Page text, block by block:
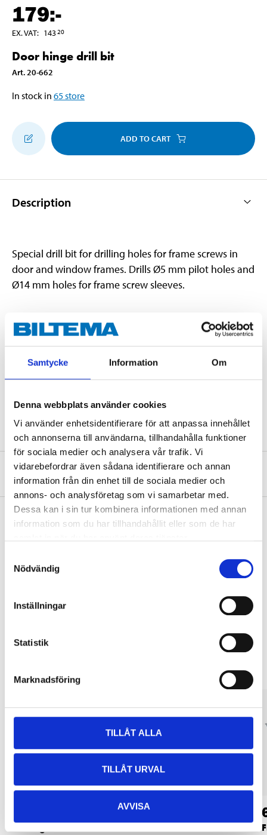
Samtycke Information Om
Denna webbplats använder cookies
Vi använder enhetsidentifierare för att anpassa innehållet
och annonserna till användarna, tillhandahålla funktioner
för sociala medier och analysera vår trafik. Vi
vidarebefordrar även sådana identifierare och annan
information från din enhet till de sociala medier och
annons- och analysföretag som vi samarbetar med.
Dessa kan i sin tur kombinera informationen med annan
information som du har tillhandahållit eller som de har
Nödvändig
Inställningar
Statistik
Marknadsföring
TILLÅT ALLA
TILLÅT URVAL
AVVISA
179:-
EX. VAT: 14320
Door hinge drill bit
Art. 20-662
In stock in 65store
ADD TO CART
Description
Special drill bit for drilling holes for frame screws in
door and window frames. Drills Ø5 mm pilot holes and
Ø14 mm holes for frame screw sleeves.
Technical specifications
Total length
150
Length
45 mm (Ø14 sleeve drill bit)
About the manufacturer
Pay & Collect in your local store within 2 hours! For more information
Other customers also bought
32